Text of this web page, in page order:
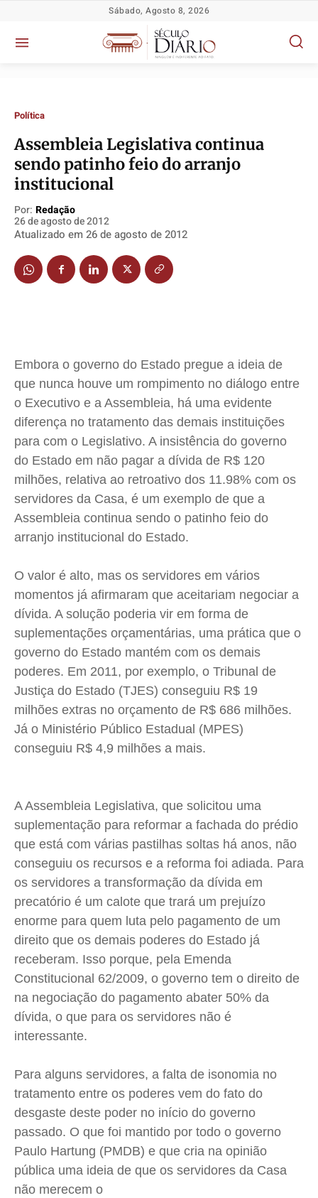
Política
Socioeconômicas
TV Século
Justiça
Segurança
Cultura
Colunas
Caetano Roque
Gustavo Bastos
Jr Mignone (in memorian)
Anuncie
Expediente
Contato
Anuncie
Termos de Uso
Privacidade
Política
Socioeconômicas
TV Século
Justiça
Segurança
Cultura
Colunas
Caetano Roque
Gustavo Bastos
Jr Mignone (in memorian)
Anuncie
Expediente
Contato
Anuncie
Termos de Uso
Privacidade
Política
Socioeconômicas
TV Século
Justiça
Segurança
Cultura
Colunas
Caetano Roque
Gustavo Bastos
Jr Mignone (in memorian)
Anuncie
Expediente
Contato
Anuncie
Termos de Uso
Privacidade
Política
Socioeconômicas
TV Século
Justiça
Segurança
Cultura
Colunas
Caetano Roque
Gustavo Bastos
Jr Mignone (in memorian)
Anuncie
Expediente
Contato
Anuncie
Termos de Uso
Privacidade
Sábado, Agosto 8, 2026
Política
Assembleia Legislativa continua
sendo patinho feio do arranjo
institucional
Por: Redação
26 de agosto de 2012
Atualizado em 26 de agosto de 2012
Embora o governo do Estado pregue a ideia de
que nunca houve um rompimento no diálogo entre
o Executivo e a Assembleia, há uma evidente
diferença no tratamento das demais instituições
para com o Legislativo. A insistência do governo
do Estado em não pagar a dívida de R$ 120
milhões, relativa ao retroativo dos 11.98% com os
servidores da Casa, é um exemplo de que a
Assembleia continua sendo o patinho feio do
arranjo institucional do Estado.
O valor é alto, mas os servidores em vários
momentos já afirmaram que aceitariam negociar a
dívida. A solução poderia vir em forma de
suplementações orçamentárias, uma prática que o
governo do Estado mantém com os demais
poderes. Em 2011, por exemplo, o Tribunal de
Justiça do Estado (TJES) conseguiu R$ 19
milhões extras no orçamento de R$ 686 milhões.
Já o Ministério Público Estadual (MPES)
conseguiu R$ 4,9 milhões a mais.
A Assembleia Legislativa, que solicitou uma
suplementação para reformar a fachada do prédio
que está com várias pastilhas soltas há anos, não
conseguiu os recursos e a reforma foi adiada. Para
os servidores a transformação da dívida em
precatório é um calote que trará um prejuízo
enorme para quem luta pelo pagamento de um
direito que os demais poderes do Estado já
receberam. Isso porque, pela Emenda
Constitucional 62/2009, o governo tem o direito de
na negociação do pagamento abater 50% da
dívida, o que para os servidores não é
interessante.
Para alguns servidores, a falta de isonomia no
tratamento entre os poderes vem do fato do
desgaste deste poder no início do governo
passado. O que foi mantido por todo o governo
Paulo Hartung (PMDB) e que cria na opinião
pública uma ideia de que os servidores da Casa
não merecem o